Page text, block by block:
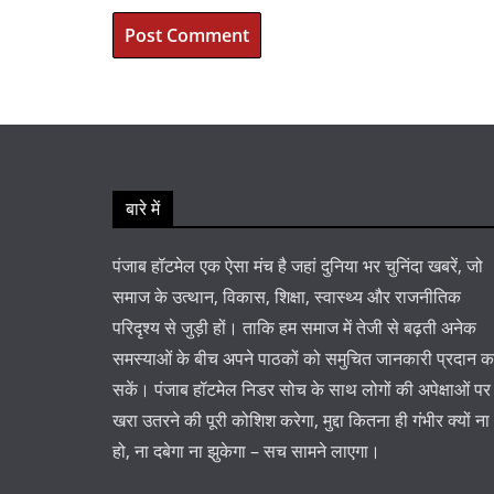
बारे में
पंजाब हॉटमेल एक ऐसा मंच है जहां दुनिया भर चुनिंदा खबरें, जो
समाज के उत्थान, विकास, शिक्षा, स्वास्थ्य और राजनीतिक
परिदृश्य से जुड़ी हों। ताकि हम समाज में तेजी से बढ़ती अनेक
समस्याओं के बीच अपने पाठकों को समुचित जानकारी प्रदान
सकें। पंजाब हॉटमेल निडर सोच के साथ लोगों की अपेक्षाओं पर
खरा उतरने की पूरी कोशिश करेगा, मुद्दा कितना ही गंभीर क्यों ना
हो, ना दबेगा ना झुकेगा – सच सामने लाएगा।